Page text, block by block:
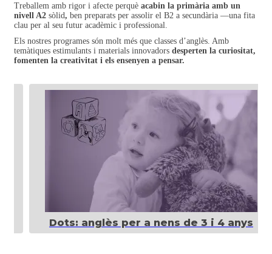
Treballem amb rigor i afecte perquè acabin la primària amb un
nivell A2 sòlid, ben preparats per assolir el B2 a secundària —una fita
clau per al seu futur acadèmic i professional.
Els nostres programes són molt més que classes d’anglès. Amb
temàtiques estimulants i materials innovadors desperten la curiositat,
fomenten la creativitat i els ensenyen a pensar.
de 3 i 4 anys Anglès Pre-Junior (5